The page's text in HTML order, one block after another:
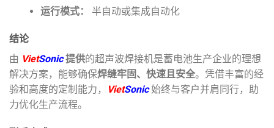
运行模式：
半自动或集成自动化
结论
由 VietSonic 提供的超声波焊接机是蓄电池生产企业的理想
解决方案，能够确保焊缝牢固、快速且安全。凭借丰富的经
验和高度的定制能力，
VietSonic始终与客户并肩同行，助
力优化生产流程。